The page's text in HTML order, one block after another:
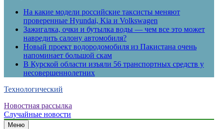
На какие модели российские таксисты меняют
проверенные Hyundai, Kia и Volkswagen
Зажигалка, очки и бутылка воды — чем все это может
навредить салону автомобиля?
Новый проект водородомобиля из Пакистана очень
напоминает большой скам
В Курской области изъяли 56 транспортных средств у
несовершеннолетних
Технологический
Новостная рассылка
Случайные новости
Меню